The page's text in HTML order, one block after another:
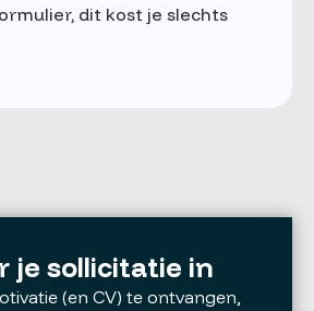
dit kost je slechts
je sollicitatie in
(en CV) te ontvangen,